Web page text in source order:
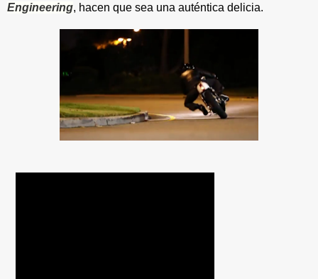
Engineering, hacen que sea una auténtica delicia.